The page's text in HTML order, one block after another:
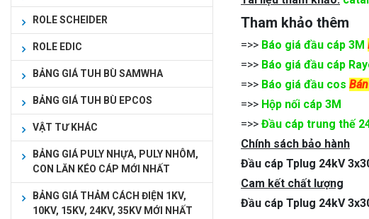
ROLE SCHEIDER
ROLE EDIC
BẢNG GIÁ TUH BÙ SAMWHA
BẢNG GIÁ TUH BÙ EPCOS
VẬT TƯ KHÁC
BẢNG GIÁ PULY NHỰA, PULY NHÔM,
CON LĂN KÉO CÁP MỚI NHẤT
BẢNG GIÁ THẢM CÁCH ĐIỆN 1KV,
10KV, 15KV, 24KV, 35KV MỚI NHẤT
Tham khảo thêm
=>> Báo giá đầu cáp 3M
=>> Báo giá đầu cáp
=>> Báo giá đầu cos
=>> Hộp nối cáp 3M
=>> Đầu cáp trung thế
Chính sách bảo hành
Đầu cáp Tplug 24kV
Cam kết chất lượng
Đầu cáp Tplug 24kV